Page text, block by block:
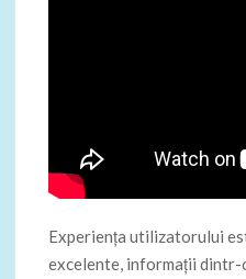
Experiența utilizatorului
excelente, informații